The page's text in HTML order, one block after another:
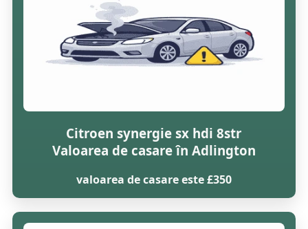
Citroen synergie sx hdi 8str
Valoarea de casare în Adlington
valoarea de casare este £350